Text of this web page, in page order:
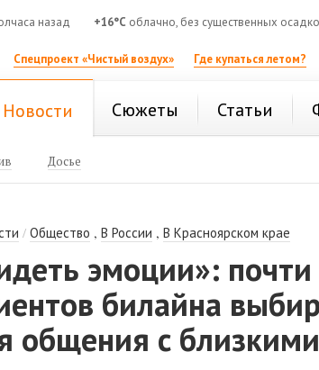
назад +16°C облачно, без существенных
Спецпроект «Чистый воздух» Где купаться летом?
Новости Сюжеты Статьи
Досье
/Общество ,В России ,В Красноярском крае
эмоции»:
билайна
общения с близкими